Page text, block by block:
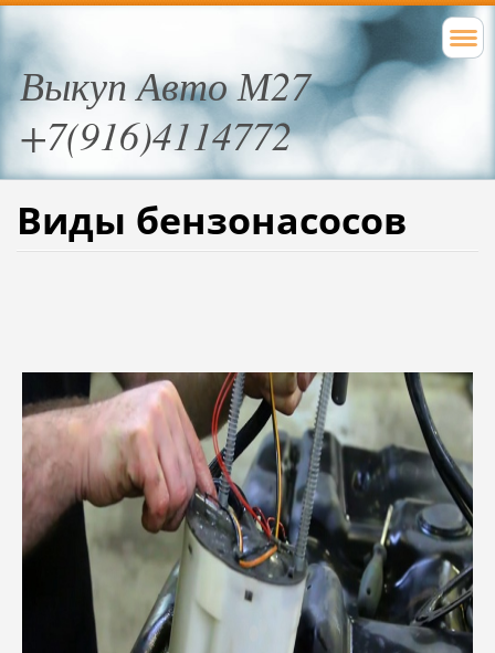
Выкуп Авто М27
+7(916)4114772
Виды бензонасосов